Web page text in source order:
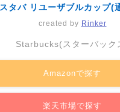
スタバ リユーザブルカップ(
created by Rinker
Starbucks(スターバック
Amazonで探す
楽天市場で探す